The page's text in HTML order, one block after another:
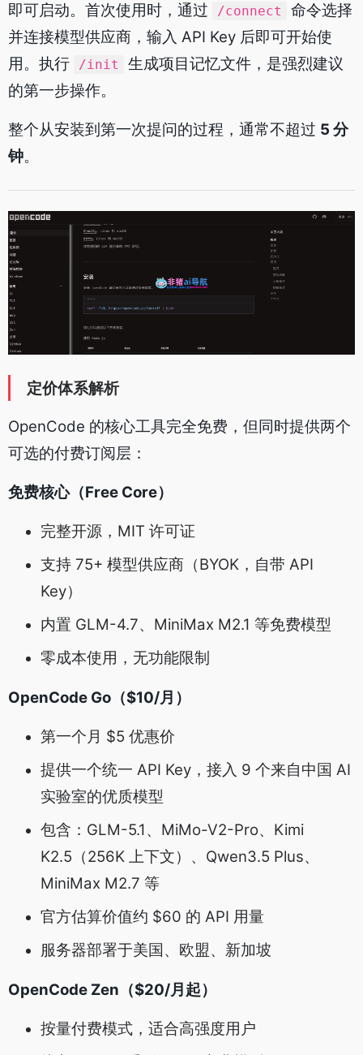
即可启动。首次使用时，通过 /connect
命令选择
并连接模型供应商，输入 API Key 后即可开始使
用。执行
/init
生成项目记忆文件，是强烈建议
的第一步操作。
整个从安装到第一次提问的过程，通常不超过 5 分
钟。
定价体系解析
OpenCode 的核心工具完全免费，但同时提供两个
可选的付费订阅层：
免费核心（Free Core）
完整开源，MIT 许可证
支持 75+ 模型供应商（BYOK，自带 API
Key）
内置 GLM-4.7、MiniMax M2.1 等免费模型
零成本使用，无功能限制
OpenCode Go（$10/月）
第一个月 $5 优惠价
提供一个统一 API Key，接入 9 个来自中国 AI
实验室的优质模型
包含：GLM-5.1、MiMo-V2-Pro、Kimi
K2.5（256K 上下文）、Qwen3.5 Plus、
MiniMax M2.7 等
官方估算价值约 $60 的 API 用量
服务器部署于美国、欧盟、新加坡
OpenCode Zen（$20/月起）
按量付费模式，适合高强度用户